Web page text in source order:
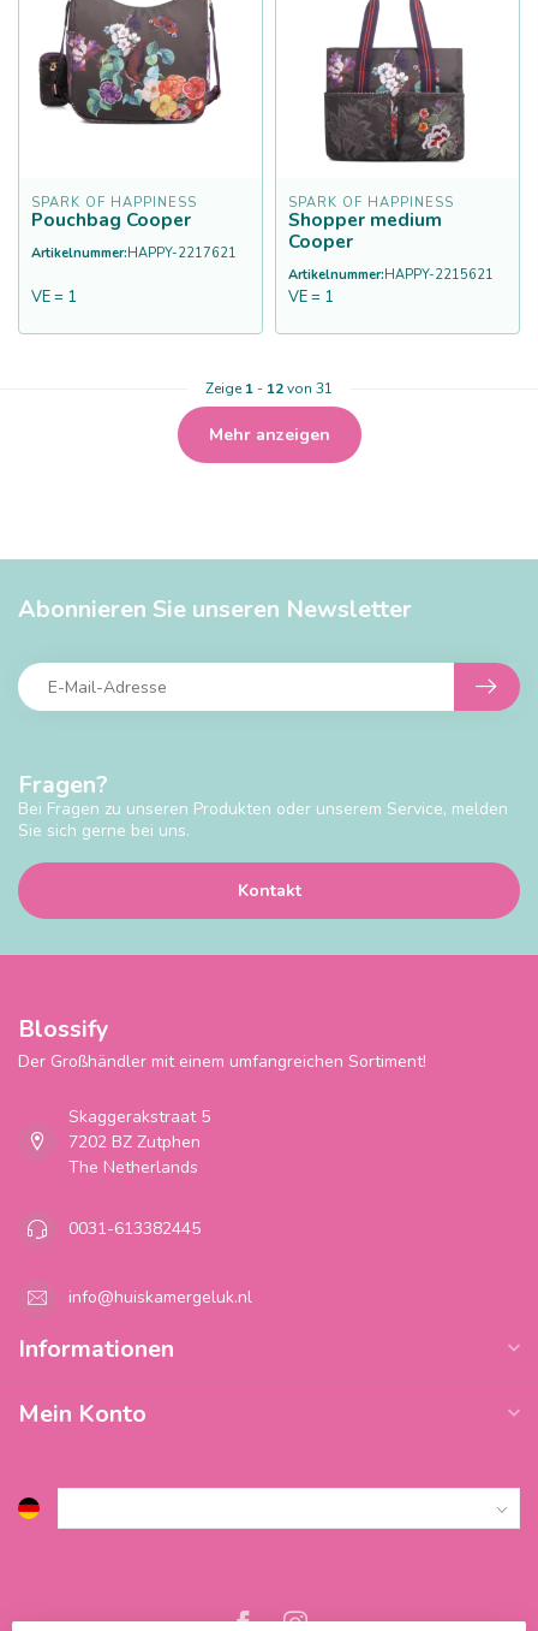
SPARK OF HAPPINESS
Pouchbag Cooper
Artikelnummer:HAPPY-2217621
VE = 1
SPARK OF HAPPINESS
Shopper medium
Cooper
Artikelnummer:HAPPY-2215621
VE = 1
Zeige1- 12von 31
Mehr anzeigen
Fragen?
Bei Fragen zu unseren Produkten oder unserem Service, melden
Sie sich gerne bei uns.
Kontakt
Abonnieren Sie unseren Newsletter
Blossify
Der Großhändler mit einem umfangreichen Sortiment!
Skaggerakstraat 5
7202 BZ Zutphen
The Netherlands
0031-613382445
info@huiskamergeluk.nl
Informationen
Mein Konto